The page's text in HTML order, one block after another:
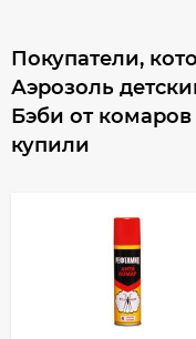
Покупатели,
Аэрозоль
Бэби от
купили